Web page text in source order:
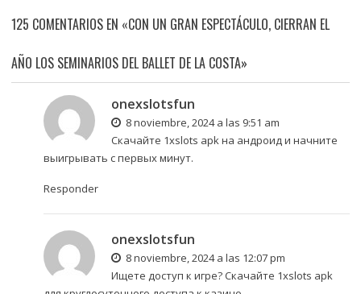
125 COMENTARIOS EN «CON UN GRAN ESPECTÁCULO, CIERRAN EL
AÑO LOS SEMINARIOS DEL BALLET DE LA COSTA»
onexslotsfun
8 noviembre, 2024 a las 9:51 am
Скачайте 1xslots apkна андроид и начните
выигрывать с первых минут.
Responder
onexslotsfun
8 noviembre, 2024 a las 12:07 pm
Ищете доступ к игре?Скачайте 1xslots apk